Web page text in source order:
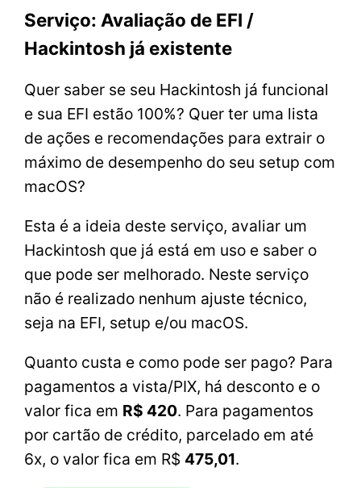
Serviço: Avaliação de EFI /
Hackintosh já existente
Quer saber se seu Hackintosh já funcional
e sua EFI estão 100%? Quer ter uma lista
de ações e recomendações para extrair o
máximo de desempenho do seu setup com
macOS?
Esta é a ideia deste serviço, avaliar um
Hackintosh que já está em uso e saber o
que pode ser melhorado. Neste serviço
não é realizado nenhum ajuste técnico,
seja na EFI, setup e/ou macOS.
Quanto custa e como pode ser pago? Para
pagamentos a vista/PIX, há desconto e o
valor fica em R$ 420. Para pagamentos
por cartão de crédito, parcelado em até
6x, o valor fica em R$ 475,01.